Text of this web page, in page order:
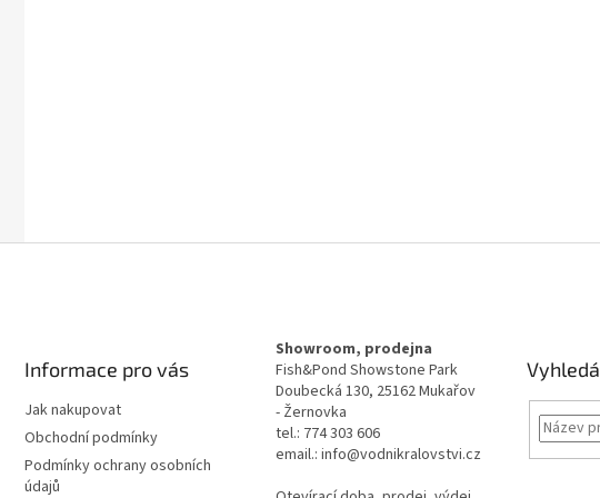
Informace pro vás
Jak nakupovat
Obchodní podmínky
Podmínky ochrany osobních
údajů
Showroom, prodejna
Fish&Pond Showstone Park
Doubecká 130, 25162 Mukařov
- Žernovka
tel.: 774 303 606
email.: info@vodnikralovstvi.cz